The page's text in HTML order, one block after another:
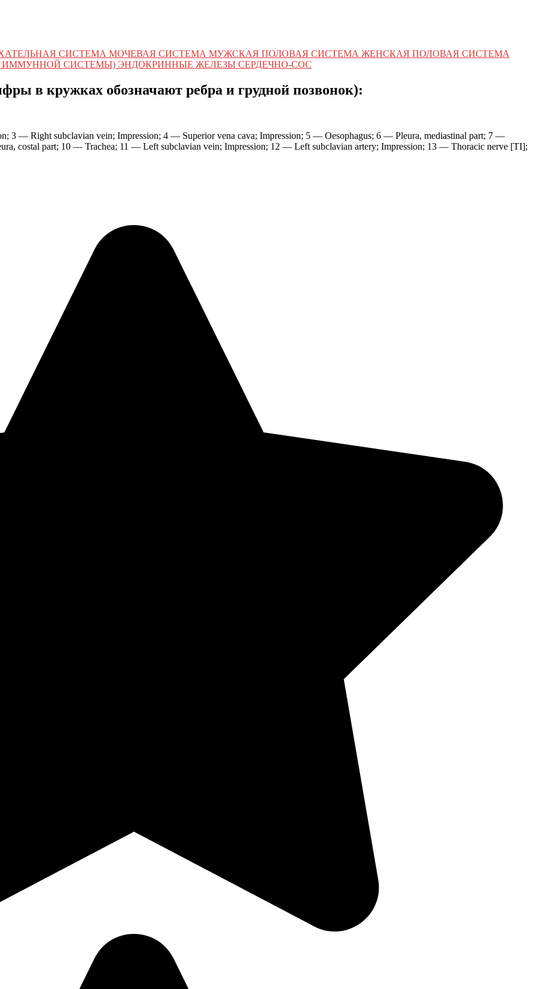
СИСТЕМА МОЧЕВАЯ СИСТЕМА МУЖСКАЯ ПОЛОВАЯ СИСТЕМА ЖЕНСКАЯ ПОЛОВАЯ СИСТЕМА
СИСТЕМЫ) ЭНДОКРИННЫЕ ЖЕЛЕЗЫ СЕРДЕЧНО-СОС
в кружках обозначают ребра и грудной позвонок):
3 — Right subclavian vein; Impression; 4 — Superior vena cava; Impression; 5 — Oesophagus; 6 — Pleura, mediastinal part; 7 —
costal part; 10 — Trachea; 11 — Left subclavian vein; Impression; 12 — Left subclavian artery; Impression; 13 — Thoracic nerve [TI];